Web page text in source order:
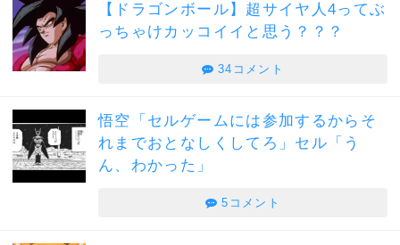
【ドラゴンボール】超サイヤ人4ってぶ
っちゃけカッコイイと思う？？？
34コメント
悟空「セルゲームには参加するからそ
れまでおとなしくしてろ」セル「う
ん、わかった」
5コメント